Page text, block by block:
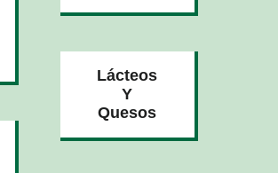
Lácteos
Y
Quesos